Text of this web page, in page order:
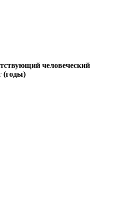
человеческий
(годы)